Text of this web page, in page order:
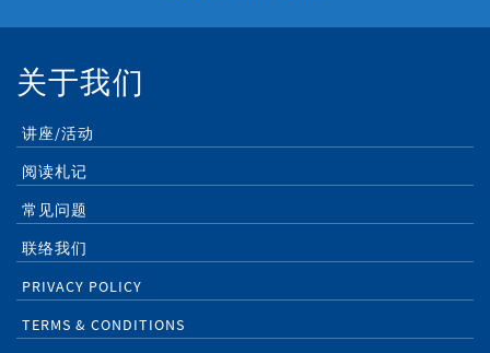
关于我们
讲座/活动
阅读札记
常见问题
联络我们
PRIVACY POLICY
TERMS & CONDITIONS